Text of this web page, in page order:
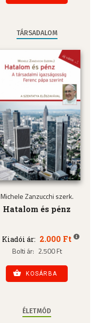
TÁRSADALOM
Michele Zanzucchi szerk.
Hatalom és pénz
Kiadói ár: 2.000 Ft
Bolti ár: 2.500 Ft
KOSÁRBA
ÉLETMÓD